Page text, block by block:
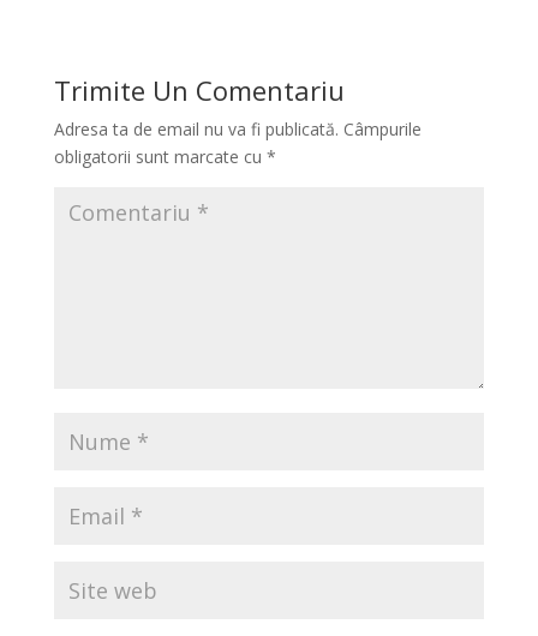
Trimite Un Comentariu
Adresa ta de email nu va fi publicată. Câmpurile
obligatorii sunt marcate cu *